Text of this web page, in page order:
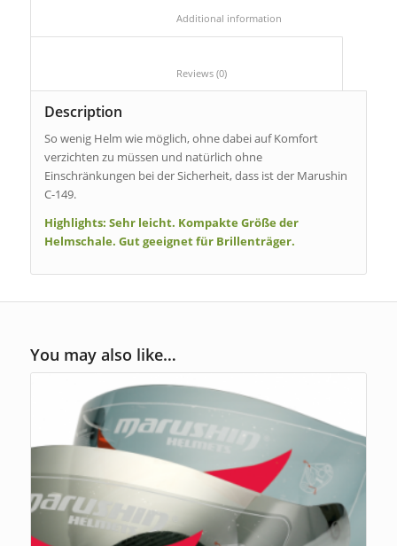
						Reviews (0)
Description
So wenig Helm wie möglich, ohne dabei auf Komfort
verzichten zu müssen und natürlich ohne
Einschränkungen bei der Sicherheit, dass ist der Marushin
C-149.
Highlights: Sehr leicht. Kompakte Größe der
Helmschale. Gut geeignet für Brillenträger.
You may also like…